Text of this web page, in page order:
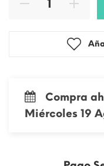
Compra
Miércoles 19